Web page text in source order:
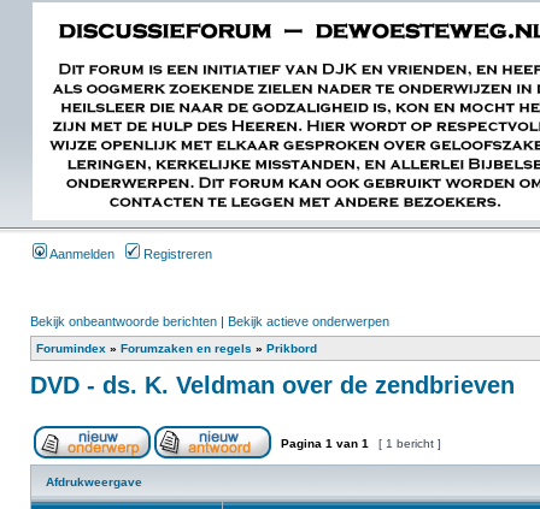
Aanmelden Registreren
Bekijk onbeantwoorde berichten | Bekijk actieve onderwerpen
Forumindex » Forumzaken en regels » Prikbord
DVD - ds. K. Veldman over de zendbrieven
Pagina 1 van 1 [ 1 bericht ]
Afdrukweergave